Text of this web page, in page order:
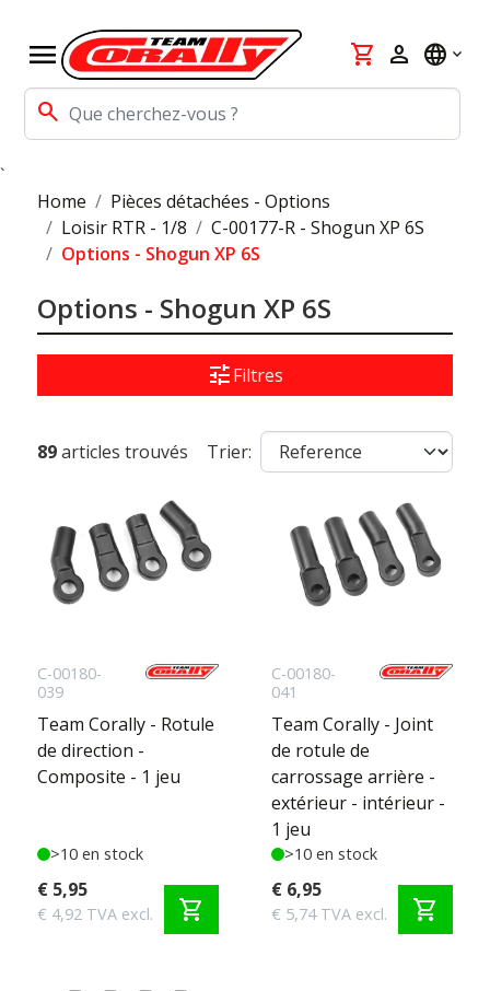
menu
search
shopping_cart person language
`
Home
Pièces détachées - Options
Loisir RTR - 1/8
C-00177-R - Shogun XP 6S
Options - Shogun XP 6S
Options - Shogun XP 6S
tuneFiltres
89articles trouvés Trier:
C-00180-
039
Team Corally - Rotule
de direction -
Composite - 1 jeu
>10 en stock
€ 5,95
€ 4,92 TVA excl. shopping_cart
C-00180-
041
Team Corally - Joint
de rotule de
carrossage arrière -
extérieur - intérieur -
1 jeu
>10 en stock
€ 6,95
€ 5,74 TVA excl. shopping_cart